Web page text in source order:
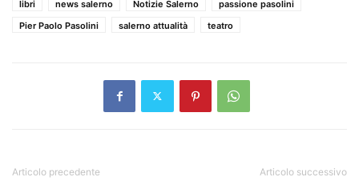
libri news salerno Notizie Salerno
passione pasolini
Pier Paolo Pasolini
salerno attualità teatro
Articolo precedente Articolo successivo